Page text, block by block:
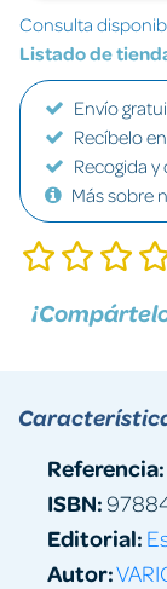
Consulta
Listado de
Envío
Recíbelo
Recogida
Más sobre
Referencia:
ISBN:
Editorial:
Autor: